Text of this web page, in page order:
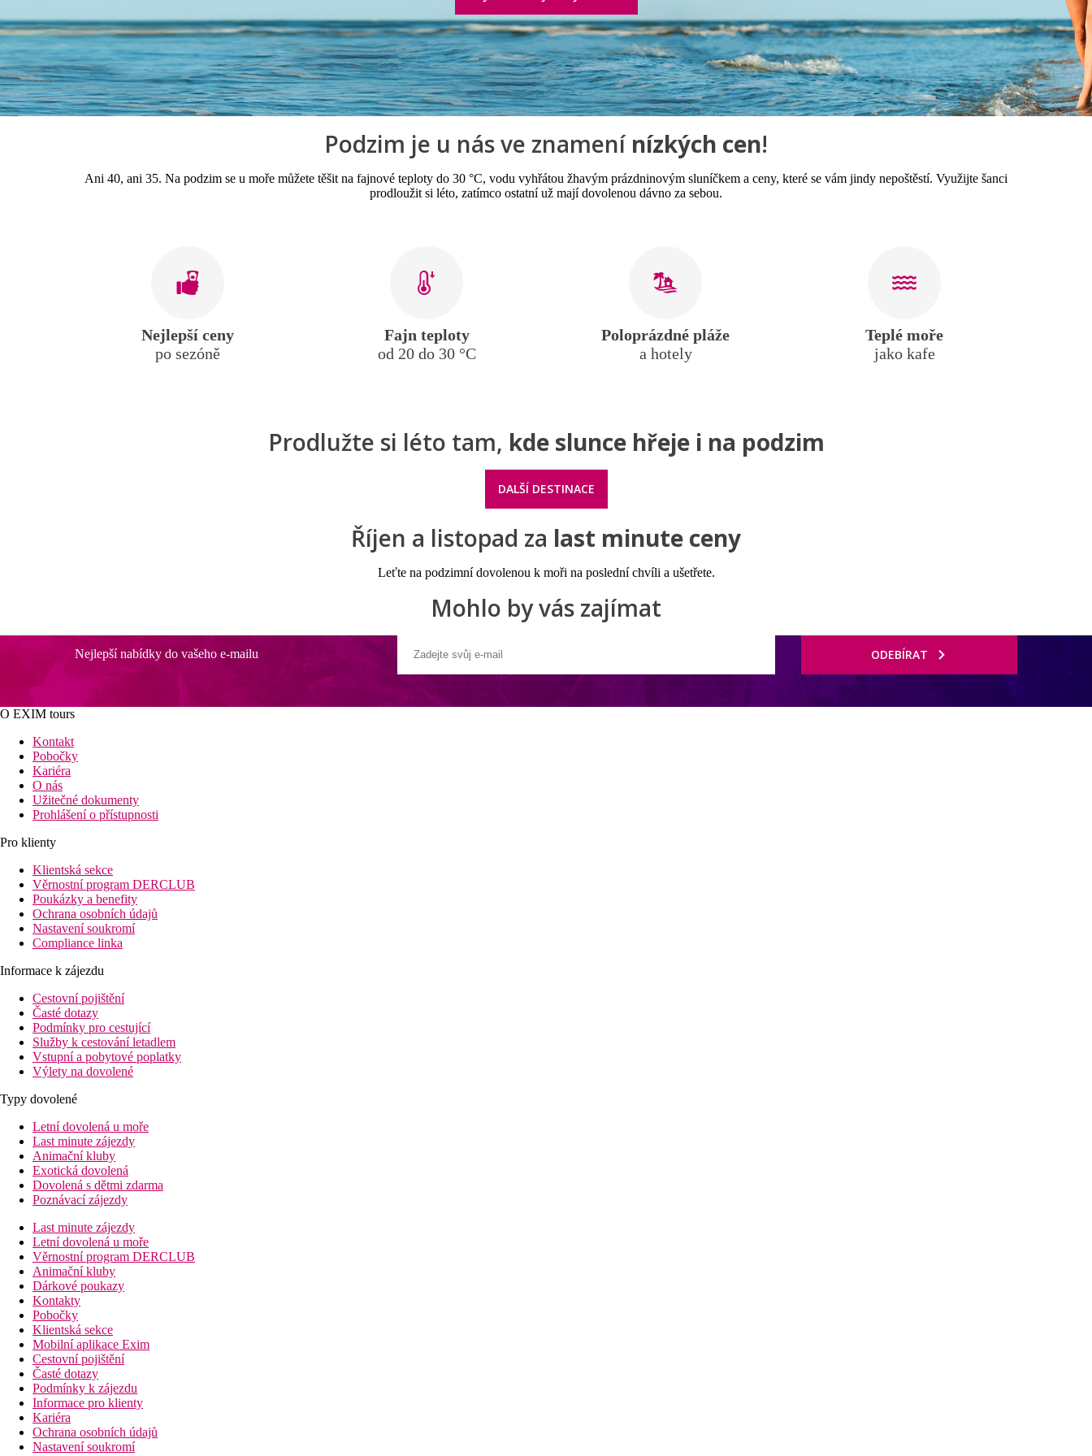
Podzim je u nás ve znamení nízkých cen!
Ani 40, ani 35. Na podzim se u moře můžete těšit na fajnové teploty do 30 °C, vodu vyhřátou žhavým prázdninovým sluníčkem a ceny, které se vám jindy nepoštěstí. Využijte šanci
prodloužit si léto, zatímco ostatní už mají dovolenou dávno za sebou.
Nejlepší ceny
po sezóně
Fajn teploty
od 20 do 30 °C
Poloprázdné pláže
a hotely
Teplé moře
jako kafe
Prodlužte si léto tam, kde slunce hřeje i na podzim
DALŠÍ DESTINACE
Říjen a listopad za last minute ceny
Leťte na podzimní dovolenou k moři na poslední chvíli a ušetřete.
Mohlo by vás zajímat
Nejlepší nabídky do vašeho e-mailu ODEBÍRAT
O EXIM tours
Kontakt
Pobočky
Kariéra
O nás
Užitečné dokumenty
Prohlášení o přístupnosti
Pro klienty
Klientská sekce
Věrnostní program DERCLUB
Poukázky a benefity
Ochrana osobních údajů
Nastavení soukromí
Compliance linka
Informace k zájezdu
Cestovní pojištění
Časté dotazy
Podmínky pro cestující
Služby k cestování letadlem
Vstupní a pobytové poplatky
Výlety na dovolené
Typy dovolené
Letní dovolená u moře
Last minute zájezdy
Animační kluby
Exotická dovolená
Dovolená s dětmi zdarma
Poznávací zájezdy
Last minute zájezdy
Letní dovolená u moře
Věrnostní program DERCLUB
Animační kluby
Dárkové poukazy
Kontakty
Pobočky
Klientská sekce
Mobilní aplikace Exim
Cestovní pojištění
Časté dotazy
Podmínky k zájezdu
Informace pro klienty
Kariéra
Ochrana osobních údajů
Nastavení soukromí